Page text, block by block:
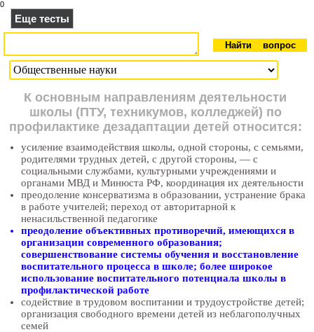
0
Еще тесты
К основным направлениям деятельности
школы (ПТУ, техникумов, колледжей) по
профилактике дезадаптации детей относится:
усиление взаимодействия школы, одной стороны, с семьями,
родителями трудных детей, с другой стороны, — с
социальными службами, культурными учреждениями и
органами МВД и Минюста РФ, координация их деятельности
преодоление консерватизма в образовании, устранение брака
в работе учителей; переход от авторитарной к
ненасильственной педагогике
преодоление объективных противоречий, имеющихся в
организации современного образования;
совершенствование системы обучения и восстановление
воспитательного процесса в школе; более широкое
использование воспитательного потенциала школы в
профилактической работе
содействие в трудовом воспитании и трудоустройстве детей;
организация свободного времени детей из неблагополучных
семей